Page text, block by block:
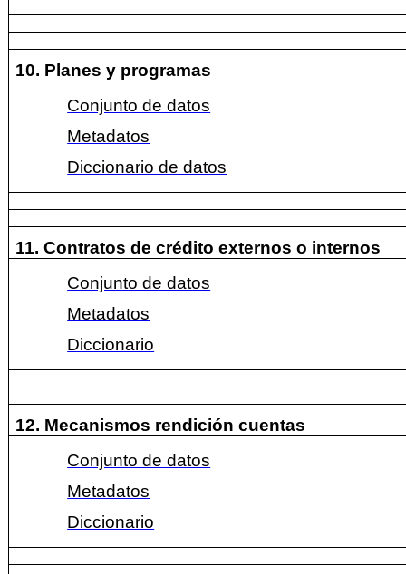
10. Planes y programas
Conjunto de datos
Metadatos
Diccionario de datos
11. Contratos de crédito externos o internos
Conjunto de datos
Metadatos
Diccionario
12. Mecanismos rendición cuentas
Conjunto de datos
Metadatos
Diccionario